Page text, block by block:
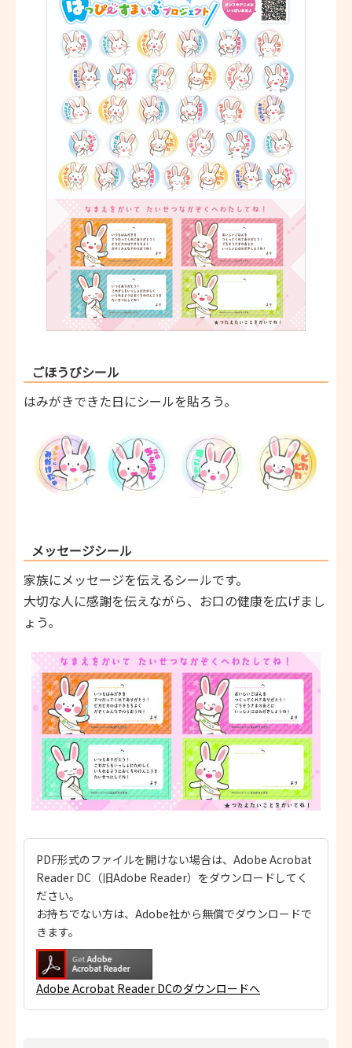
ごほうびシール
はみがきできた日にシールを貼ろう。
メッセージシール
家族にメッセージを伝えるシールです。
大切な人に感謝を伝えながら、お口の健康を広げまし
ょう。
PDF形式のファイルを開けない場合は、Adobe Acrobat
Reader DC（旧Adobe Reader）をダウンロードしてく
ださい。
お持ちでない方は、Adobe社から無償でダウンロードで
きます。
Adobe Acrobat Reader DCのダウンロードへ